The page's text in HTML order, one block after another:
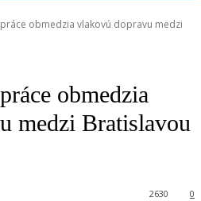
obmedzia vlakovú dopravu medzi
obmedzia
medzi Bratislavou
0
2630